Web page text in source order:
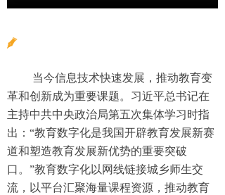
当今信息技术快速发展，推动教育变
革和创新成为重要课题。习近平总书记在
主持中共中央政治局第五次集体学习时指
出：“教育数字化是我国开辟教育发展新赛
道和塑造教育发展新优势的重要突破
口。”教育数字化以网线链接城乡师生交
流，以平台汇聚海量课程资源，推动教育